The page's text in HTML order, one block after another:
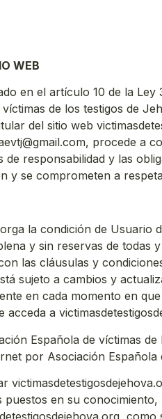
WEB
en el artículo 10 de la
de los testigos de
del sitio web
procede a
responsabilidad y las
y se comprometen a
la condición de
y sin reservas de todas
las cláusulas y
sujeto a cambios y
en cada momento en
a
Española de víctimas
por Asociación
en su